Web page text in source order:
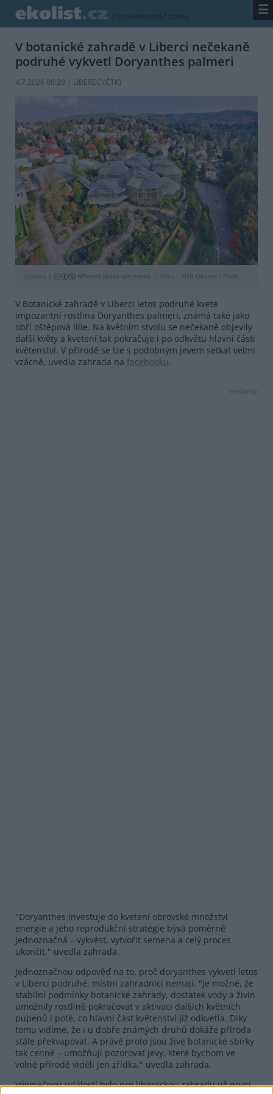
/ zpravodajství / zprávy ☰
V botanické zahradě v Liberci nečekaně
podruhé vykvetl Doryanthes palmeri
4.7.2026 00:29 | LIBEREC (ČTK)
Licence | Některá práva vyhrazena Foto | Visit Liberec Flickr
V Botanické zahradě v Liberci letos podruhé kvete
impozantní rostlina Doryanthes palmeri, známá také jako
obří oštěpová lilie. Na květním stvolu se nečekaně objevily
další květy a kvetení tak pokračuje i po odkvětu hlavní části
květenství. V přírodě se lze s podobným jevem setkat velmi
vzácně, uvedla zahrada na facebooku.
reklama
"Doryanthes investuje do kvetení obrovské množství
energie a jeho reprodukční strategie bývá poměrně
jednoznačná – vykvést, vytvořit semena a celý proces
ukončit," uvedla zahrada.
Jednoznačnou odpověď na to, proč doryanthes vykvetl letos
v Liberci podruhé, místní zahradníci nemají. "Je možné, že
stabilní podmínky botanické zahrady, dostatek vody a živin
umožnily rostlině pokračovat v aktivaci dalších květních
pupenů i poté, co hlavní část květenství již odkvetla. Díky
tomu vidíme, že i u dobře známých druhů dokáže příroda
stále překvapovat. A právě proto jsou živé botanické sbírky
tak cenné – umožňují pozorovat jevy, které bychom ve
volné přírodě viděli jen zřídka," uvedla zahrada.
Výjimečnou událostí bylo pro libereckou zahradu už první